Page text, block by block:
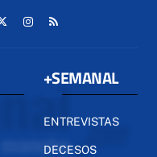
+SEMANAL
ENTREVISTAS
DECESOS